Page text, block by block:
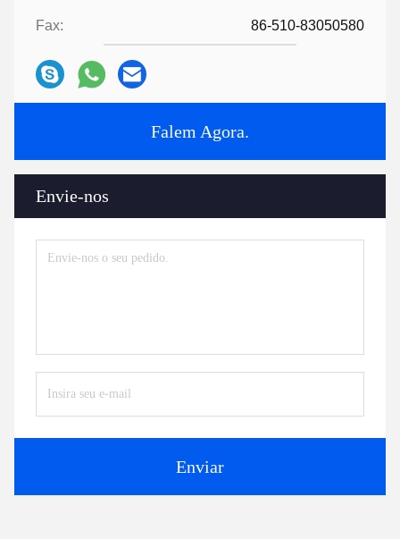
Fax: 86-510-83050580
Falem Agora.
Envie-nos
Enviar